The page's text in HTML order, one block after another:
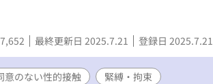
最終更新日 2025.7.21 登録日 2025.7.21
意のない性的接触
緊縛・拘束